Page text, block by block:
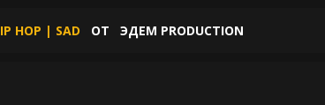
HOP | SAD ОТ ЭДЕМ PRODUCTION